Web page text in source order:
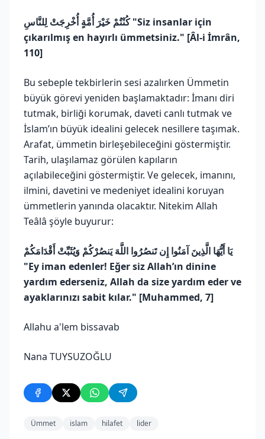
كُنْتُمْ خَيْرَ أُمَّةٍ أُخْرِجَتْ لِلنَّاسِ "Siz insanlar için
çıkarılmış en hayırlı ümmetsiniz." [Âl-i İmrân,
110]
Bu sebeple tekbirlerin sesi azalırken Ümmetin
büyük görevi yeniden başlamaktadır: İmanı diri
tutmak, birliği korumak, daveti canlı tutmak ve
İslam’ın büyük idealini gelecek nesillere taşımak.
Arafat, ümmetin birleşebileceğini göstermiştir.
Tarih, ulaşılamaz görülen kapıların
açılabileceğini göstermiştir. Ve gelecek, imanını,
ilmini, davetini ve medeniyet idealini koruyan
ümmetlerin yanında olacaktır. Nitekim Allah
Teâlâ şöyle buyurur:
يَا أَيُّهَا الَّذِينَ آمَنُوا إِن تَنصُرُوا اللَّهَ يَنصُرْكُمْ وَيُثَبِّتْ أَقْدَامَكُمْ
"Ey iman edenler! Eğer siz Allah’ın dinine
yardım ederseniz, Allah da size yardım eder ve
ayaklarınızı sabit kılar." [Muhammed, 7]
Allahu a'lem bissavab
Nana TUYSUZOĞLU
Ümmet islam hilafet lider